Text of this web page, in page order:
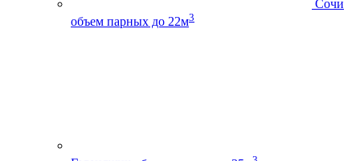
Сочи
объем парных до 22м3